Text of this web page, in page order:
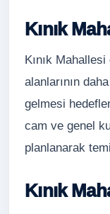
Kınık
Kınık
alanlarının
gelmesi
cam ve genel
planlanarak
Kınık